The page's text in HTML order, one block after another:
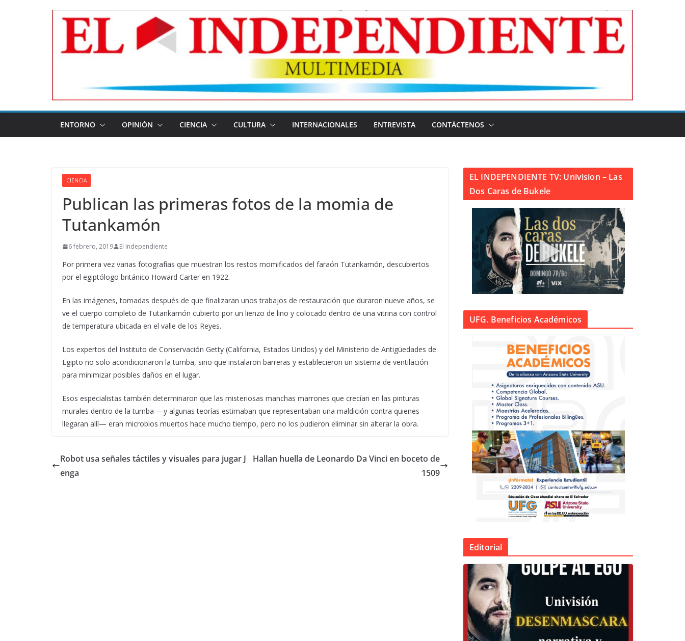
ENTORNO OPINIÓN CIENCIA CULTURA INTERNACIONALES ENTREVISTA CONTÁCTENOS
CIENCIA
Publican las primeras fotos de la momia de
Tutankamón
6 febrero, 2019 El Independiente
Por primera vez varias fotografías que muestran los restos momificados del faraón Tutankamón, descubiertos
por el egiptólogo británico Howard Carter en 1922.
En las imágenes, tomadas después de que finalizaran unos trabajos de restauración que duraron nueve años, se
ve el cuerpo completo de Tutankamón cubierto por un lienzo de lino y colocado dentro de una vitrina con control
de temperatura ubicada en el valle de los Reyes.
Los expertos del Instituto de Conservación Getty (California, Estados Unidos) y del Ministerio de Antigüedades de
Egipto no solo acondicionaron la tumba, sino que instalaron barreras y establecieron un sistema de ventilación
para minimizar posibles daños en el lugar.
Esos especialistas también determinaron que las misteriosas manchas marrones que crecían en las pinturas
murales dentro de la tumba —y algunas teorías estimaban que representaban una maldición contra quienes
llegaran allí— eran microbios muertos hace mucho tiempo, pero no los pudieron eliminar sin alterar la obra.
Robot usa señales táctiles y visuales para jugar J
enga
Hallan huella de Leonardo Da Vinci en boceto de
1509
EL INDEPENDIENTE TV: Univision – Las
Dos Caras de Bukele
UFG. Beneficios Académicos
Editorial